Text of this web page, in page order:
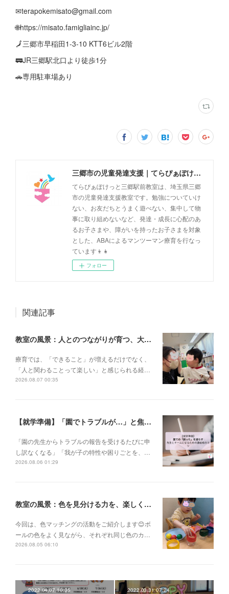
✉terapokemisato@gmail.com
🌐https://misato.famigliainc.jp/
🗾三郷市早稲田1-3-10 KTT6ビル2階
🚃JR三郷駅北口より徒歩1分
🚗専用駐車場あり
三郷市の児童発達支援｜てらぴぁぽけっと三郷駅前教室
てらぴぁぽけっと三郷駅前教室は、埼玉県三郷
市の児童発達支援教室です。勉強についていけ
ない、お友だちとうまく遊べない、集中して物
事に取り組めないなど、発達・成長に心配のあ
るお子さまや、障がいを持ったお子さまを対象
とした、ABAによるマンツーマン療育を行なっ
ています👦👧
フォロー
関連記事
教室の風景：人とのつながりが育つ、大切な一瞬🌼
療育では、「できること」が増えるだけでなく、
「人と関わることって楽しい」と感じられる経…
2026.08.07 00:35
【就学準備】「園でトラブルが…」と焦る前に。先生とチームになるための連絡帳の書き方✨
「園の先生からトラブルの報告を受けるたびに申
し訳なくなる」「我が子の特性や困りごとを、…
2026.08.06 01:29
教室の風景：色を見分ける力を、楽しく育てています🎨
今回は、色マッチングの活動をご紹介します😊ボ
ールの色をよく見ながら、それぞれ同じ色のカ…
2026.08.05 06:10
2022.04.07 10:35 2022.03.31 07:24